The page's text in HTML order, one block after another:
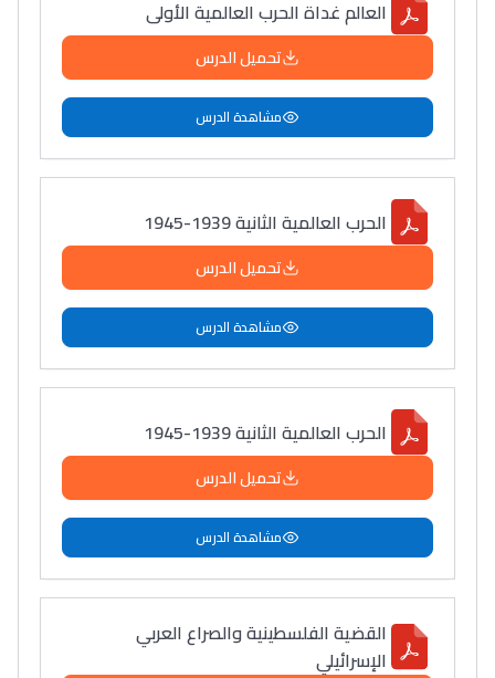
العالم غداة الحرب العالمية الأولى
تحميل الدرس
مشاهدة الدرس
الحرب العالمية الثانية 1939-1945
تحميل الدرس
مشاهدة الدرس
الحرب العالمية الثانية 1939-1945
تحميل الدرس
مشاهدة الدرس
القضية الفلسطينية والصراع العربي
الإسرائيلي